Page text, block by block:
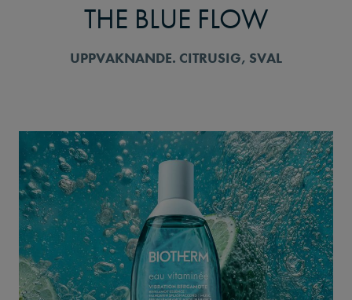
THE BLUE FLOW
UPPVAKNANDE. CITRUSIG, SVAL